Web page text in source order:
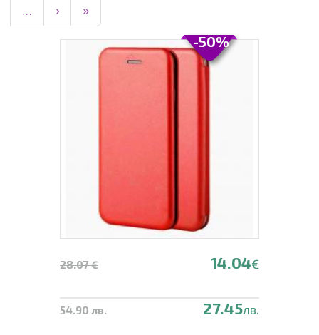
…
› »
28.07 € 14.04€
54.90 лв. 27.45лв.
-50%